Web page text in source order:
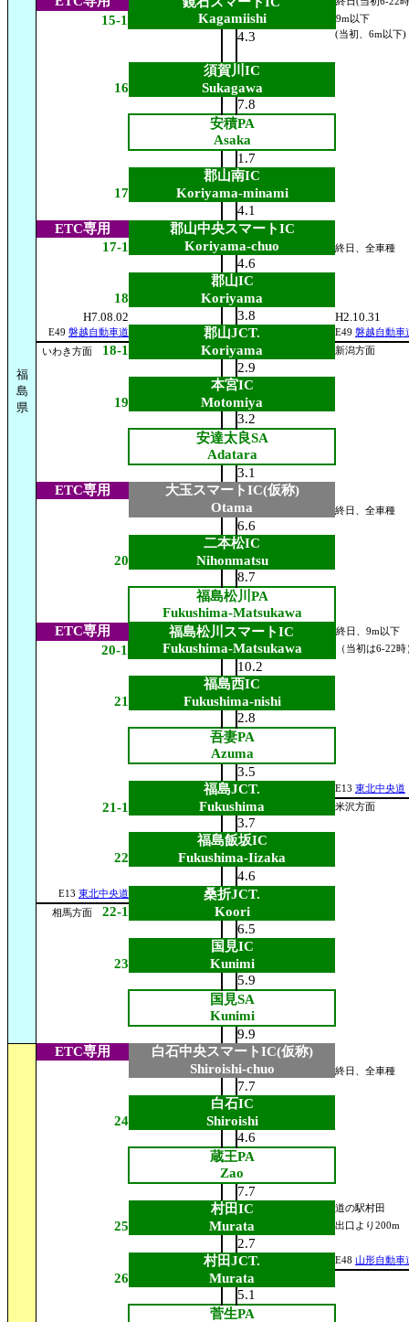
福
島
県
15-1 Kagamiishi 9m以下
4.3 (当初、6m以下)
須賀川IC
16
Sukagawa
7.8
安積PA
Asaka
1.7
郡山南IC
17
Koriyama-minami
4.1
ETC専用
郡山中央スマートIC
17-1
Koriyama-chuo 終日、全車種
4.6
郡山IC
18
Koriyama
H7.08.02 3.8 H2.10.31
E49 磐越自動車道 郡山JCT. E49 磐越自動車
いわき方面 18-1 Koriyama 新潟方面
2.9
本宮IC
19
Motomiya
3.2
安達太良SA
Adatara
3.1
ETC専用
大玉スマートIC(仮称)
Otama
終日、全車種
6.6
二本松IC
20
Nihonmatsu
8.7
福島松川PA
Fukushima-Matsukawa
ETC専用
福島松川スマートIC 終日、9m以下
20-1 Fukushima-Matsukawa （当初は6-22時
10.2
福島西IC
21
Fukushima-nishi
2.8
吾妻PA
Azuma
3.5
福島JCT.
E13 東北中央道
21-1 Fukushima 米沢方面
3.7
福島飯坂IC
22
Fukushima-Iizaka
4.6
E13 東北中央道 桑折JCT.
相馬方面 22-1
Koori
6.5
国見IC
23
Kunimi
5.9
国見SA
Kunimi
9.9
ETC専用
白石中央スマートIC(仮称)
Shiroishi-chuo
終日、全車種
7.7
白石IC
24
Shiroishi
4.6
蔵王PA
Zao
7.7
村田IC
道の駅村田
25 Murata 出口より200m
2.7
村田JCT.
E48 山形自動車
26
Murata
5.1
菅生PA